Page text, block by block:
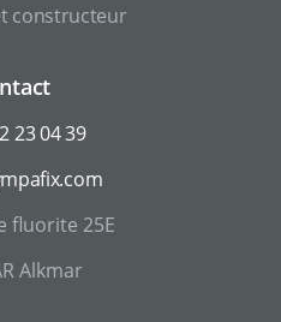
constructeur
23 04 39
fluorite 25E
Alkmar